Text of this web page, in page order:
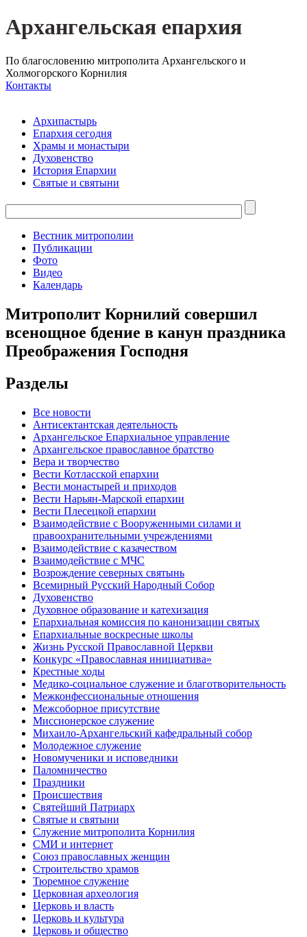
Архангельская епархия
По благословению митрополита Архангельского и
Холмогорского Корнилия
Контакты
Архипастырь
Епархия сегодня
Храмы и монастыри
Духовенство
История Епархии
Святые и святыни
Вестник митрополии
Публикации
Фото
Видео
Календарь
Митрополит Корнилий совершил
всенощное бдение в канун праздника
Преображения Господня
Разделы
Все новости
Антисектантская деятельность
Архангельское Епархиальное управление
Архангельское православное братство
Вера и творчество
Вести Котласской епархии
Вести монастырей и приходов
Вести Нарьян-Марской епархии
Вести Плесецкой епархии
Взаимодействие с Вооруженными силами и
правоохранительными учреждениями
Взаимодействие с казачеством
Взаимодействие с МЧС
Возрождение северных святынь
Всемирный Русский Народный Собор
Духовенство
Духовное образование и катехизация
Епархиальная комиссия по канонизации святых
Епархиальные воскресные школы
Жизнь Русской Православной Церкви
Конкурс «Православная инициатива»
Крестные ходы
Медико-социальное служение и благотворительность
Межконфессиональные отношения
Межсоборное присутствие
Миссионерское служение
Михаило-Архангельский кафедральный собор
Молодежное служение
Новомученики и исповедники
Паломничество
Праздники
Происшествия
Святейший Патриарх
Святые и святыни
Служение митрополита Корнилия
СМИ и интернет
Союз православных женщин
Строительство храмов
Тюремное служение
Церковная археология
Церковь и власть
Церковь и культура
Церковь и общество